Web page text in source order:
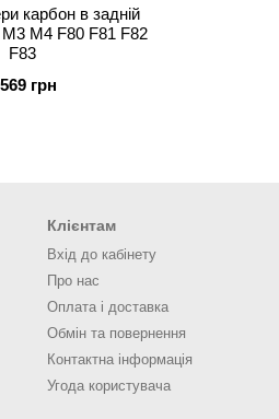
карбон в задній
M4 F80 F81 F82
F83
грн
Клієнтам
Вхід до кабінету
Про нас
Оплата і доставка
Обмін та повернення
Контактна інформація
Угода користувача